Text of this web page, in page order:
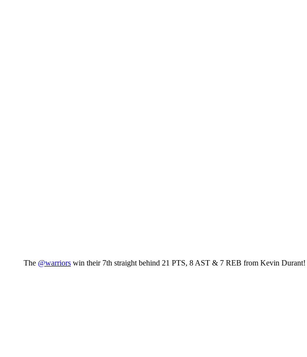
The @warriors win their 7th straight behind 21 PTS, 8 AST & 7 REB from Kevin Durant!